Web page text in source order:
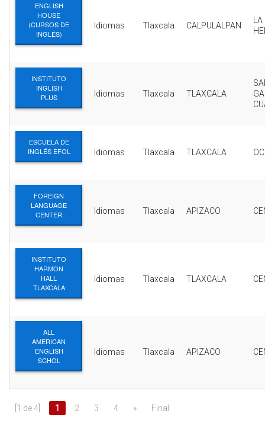
ENGLISH
HOUSE
(CURSOS DE
INGLÉS)
Idiomas Tlaxcala CALPULALPAN
LA
INSTITUTO
INGLISH
PLUS
Idiomas Tlaxcala TLAXCALA
ESCUELA DE
INGLÉS EFOL
Idiomas Tlaxcala TLAXCALA
FOREIGN
LANGUAGE
CENTER
Idiomas Tlaxcala APIZACO
INSTITUTO
HARMON
HALL
TLAXCALA
Idiomas Tlaxcala TLAXCALA
ALL
AMERICAN
ENGLISH
SCHOL
Idiomas Tlaxcala APIZACO
[1 de 4] 1 2 3 4 » Final